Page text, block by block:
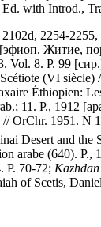
with Introd.,
2254-
Житие,
Vol. 8. P. 99
(VI siècle)
Éthiopien:
11. P., 1912
OrChr. 1951. N
Desert and the
arabe (640). P.,
P. 70-72; Kazhdan
of Scetis,